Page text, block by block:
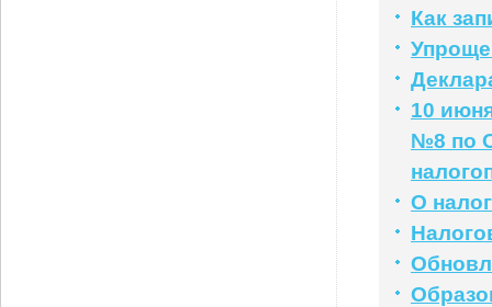
Как
10
№8 по
О